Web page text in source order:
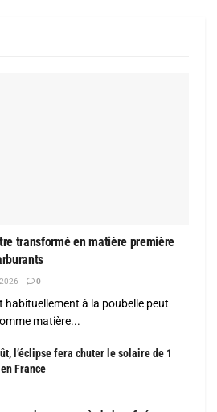
transformé en matière première
0
habituellement à la poubelle peut
matière...
l’éclipse fera chuter le solaire de 1
France